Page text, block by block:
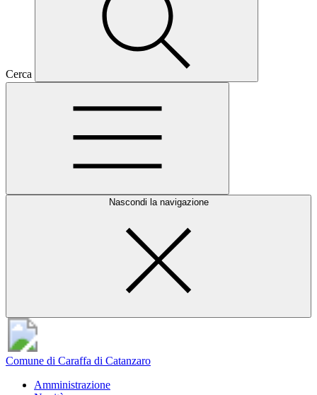
Cerca
Nascondi la navigazione
Comune di Caraffa di Catanzaro
Amministrazione